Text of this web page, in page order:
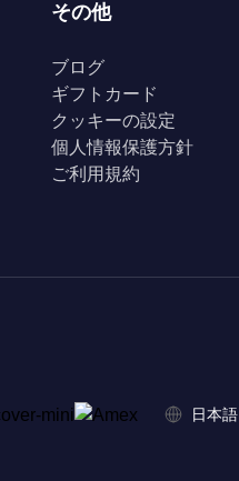
その他
ブログ
ギフトカード
クッキーの設定
個人情報保護方針
ご利用規約
日本語